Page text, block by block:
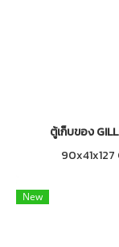
ตู้เก็บของ
90x41x127
New